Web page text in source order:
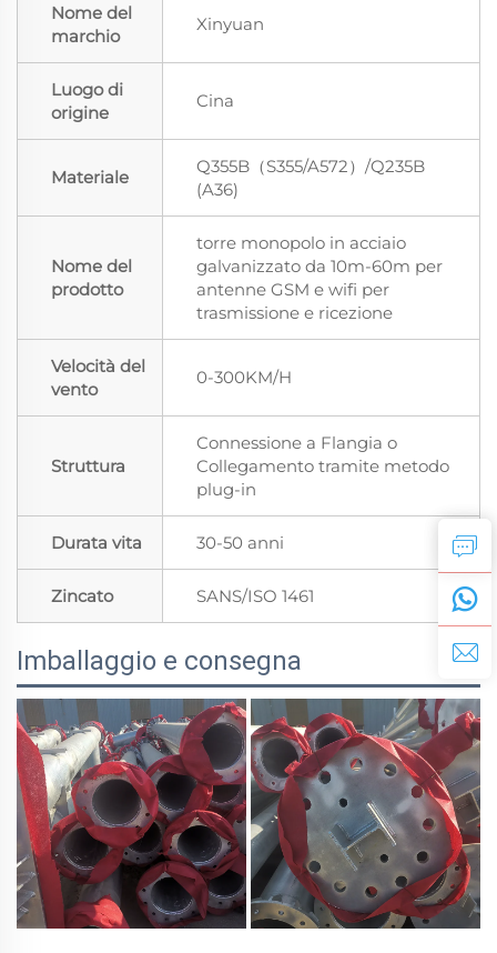
Nome del
marchio
Xinyuan
Luogo di
origine
Cina
Materiale
Q355B（S355/A572）/Q235B
(A36)
Nome del
prodotto
torre monopolo in acciaio
galvanizzato da 10m-60m per
antenne GSM e wifi per
trasmissione e ricezione
Velocità del
vento
0-300KM/H
Struttura
Connessione a Flangia o
Collegamento tramite metodo
plug-in
Durata vita 30-50 anni
Zincato SANS/ISO 1461
Imballaggio e consegna